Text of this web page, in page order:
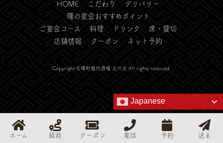
HOME こだわり
デリバリー
曙の宴会おすすめポイント
ご宴会コース
料理 ドリンク
席・貸切
店舗情報
クーポン ネット予約
Copyright ©曙町場内酒場 立川店 All rights reserved.
Japanese
ホーム 経路 クーポン 電話 予約 送る